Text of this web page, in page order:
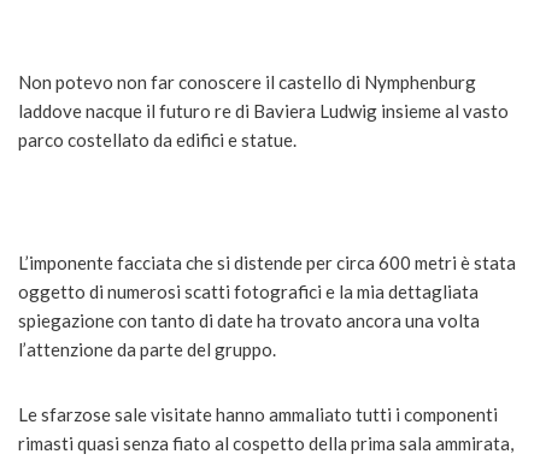
Non potevo non far conoscere il castello di Nymphenburg
laddove nacque il futuro re di Baviera Ludwig insieme al vasto
parco costellato da edifici e statue.
L’imponente facciata che si distende per circa 600 metri è stata
oggetto di numerosi scatti fotografici e la mia dettagliata
spiegazione con tanto di date ha trovato ancora una volta
l’attenzione da parte del gruppo.
Le sfarzose sale visitate hanno ammaliato tutti i componenti
rimasti quasi senza fiato al cospetto della prima sala ammirata,